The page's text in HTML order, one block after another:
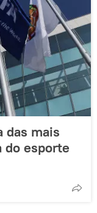
das mais
do esporte